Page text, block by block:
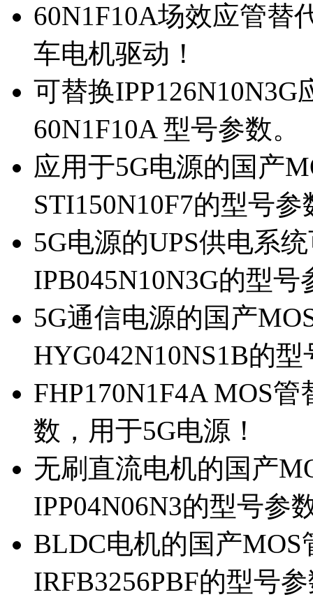
60N1F10A场效应管替
车电机驱动！
可替换
60N1F10A 型号参数。
应用于5G电源的国产
STI150N10F7的型号参
5G电源的UPS供电系
IPB045N10N3G的型号
5G通信电源的国产
HYG042N10NS1B的
FHP170N1F4A MOS
数，用于5G电源！
无刷直流电机的国产
IPP04N06N3的型号参
BLDC电机的国产MOS
IRFB3256PBF的型号